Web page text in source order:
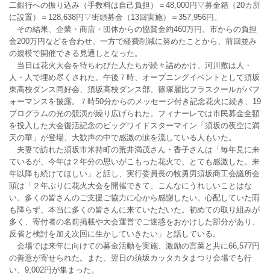
二銀行への振り込み（手数料は自己負担）＝48,000円▽募金箱（20カ所
に設置）＝128,638円▽街頭募金（13回実施）＝357,956円。
その結果、企業・商店・団体からの協賛金約460万円、市からの負担
金200万円などを合わせ、一方で経費削減に努めたことから、前回並み
の規模で開催できる見通しとなった。
当日は花火大会を待ちわびた人たちが続々詰めかけ、河川敷は人・
人・人で埋め尽くされた。午後７時、オープニングイベントとして須坂
東高校ダンス同好会、須坂高校ダンス部、篠塚麗比フラスクールがパフ
ォーマンスを披露。７時50分からのメッセージ付き記念花火に続き、19
プログラムの光の競演が繰り広げられた。フィナーレでは市民募金全額
を投入した大会復活記念のビッグワイドスターマイン「須坂の夜空に満
天の華」が登場、大歓声の中で感激の涙を流している人もいた。
夫妻で訪れた須坂市米持町の荒井満茂さん・香子さんは「毎年見に来
ているが、今年は２年分の思いがこもった花火で、とても感激した。来
年以降も続けてほしい」と話し、実行委員長の牧勇男須坂商工会議所会
頭は「２年ぶりに花火大会を開催できて、こんなにうれしいことはな
い。多くの皆さんのご支援ご協力に心から感謝したい。心配していた雨
も降らず、本当に多くの皆さんに来ていただいた。初めての取り組みが
多く、寄付者の名前掲載や大会運営でご迷惑をおかけした部分があり、
反省と検討を加え次回に生かしていきたい」と話している。
会場では来年に向けての募金活動を実施、激励の言葉と共に66,577円
の善意が寄せられた。また、翌日の須坂カッタカタまつり会場でも行
い、9,002円が集まった。